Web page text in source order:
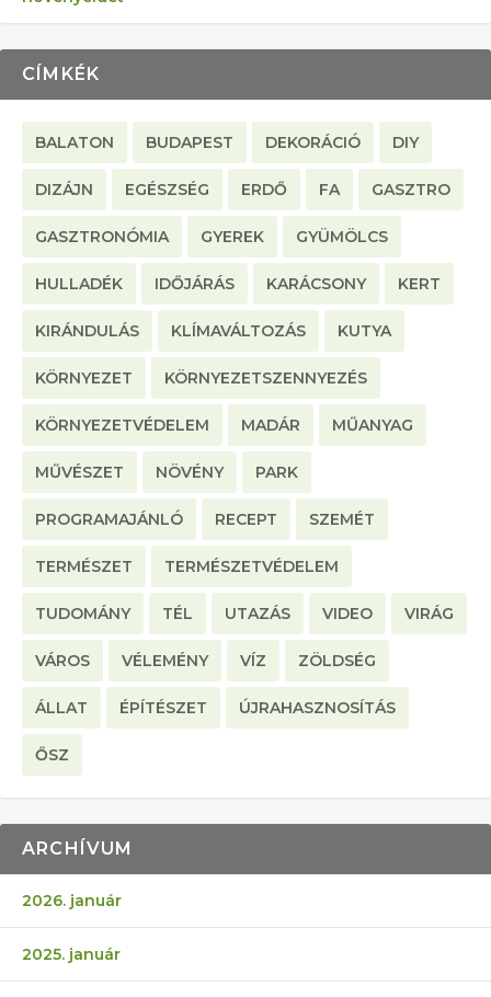
CÍMKÉK
BALATON BUDAPEST DEKORÁCIÓ DIY
DIZÁJN EGÉSZSÉG ERDŐ FA GASZTRO
GASZTRONÓMIA GYEREK GYÜMÖLCS
HULLADÉK IDŐJÁRÁS KARÁCSONY KERT
KIRÁNDULÁS KLÍMAVÁLTOZÁS KUTYA
KÖRNYEZET KÖRNYEZETSZENNYEZÉS
KÖRNYEZETVÉDELEM MADÁR MŰANYAG
MŰVÉSZET NÖVÉNY PARK
PROGRAMAJÁNLÓ RECEPT SZEMÉT
TERMÉSZET TERMÉSZETVÉDELEM
TUDOMÁNY TÉL UTAZÁS VIDEO VIRÁG
VÁROS VÉLEMÉNY VÍZ ZÖLDSÉG
ÁLLAT ÉPÍTÉSZET ÚJRAHASZNOSÍTÁS
ŐSZ
ARCHÍVUM
2026. január
2025. január